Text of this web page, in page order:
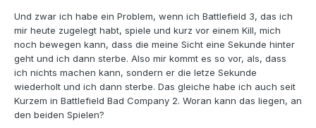
Und zwar ich habe ein Problem, wenn ich Battlefield 3, das ich
mir heute zugelegt habt, spiele und kurz vor einem Kill, mich
noch bewegen kann, dass die meine Sicht eine Sekunde hinter
geht und ich dann sterbe. Also mir kommt es so vor, als, dass
ich nichts machen kann, sondern er die letze Sekunde
wiederholt und ich dann sterbe. Das gleiche habe ich auch seit
Kurzem in Battlefield Bad Company 2. Woran kann das liegen, an
den beiden Spielen?